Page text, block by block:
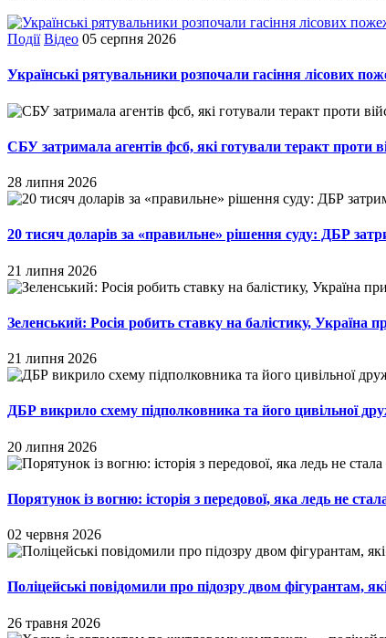
Події Відео 05 серпня 2026
Українські рятувальники розпочали гасіння лісових
СБУ затримала агентів фсб, які готували теракт проти
28 липня 2026
20 тисяч доларів за «правильне» рішення суду: ДБР
21 липня 2026
Зеленський: Росія робить ставку на балістику,
21 липня 2026
ДБР викрило схему підполковника та його цивільної
20 липня 2026
Порятунок із вогню: історія з передової, яка ледь не
02 червня 2026
Поліцейські повідомили про підозру двом фігурантам,
26 травня 2026